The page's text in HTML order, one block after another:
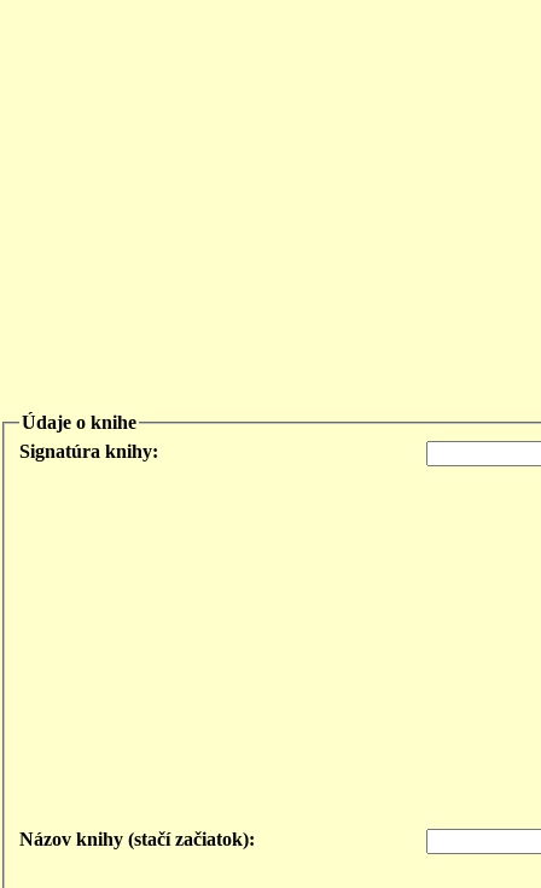
Údaje o knihe
Signatúra knihy:
Názov knihy (stačí začiatok):